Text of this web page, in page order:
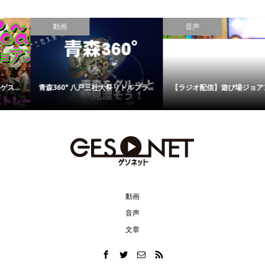
動画
青森360° 八戸三社大祭リトルプラ... 【ラジオ配信】遊び場ジョアン 〜...
動画
音声
文章